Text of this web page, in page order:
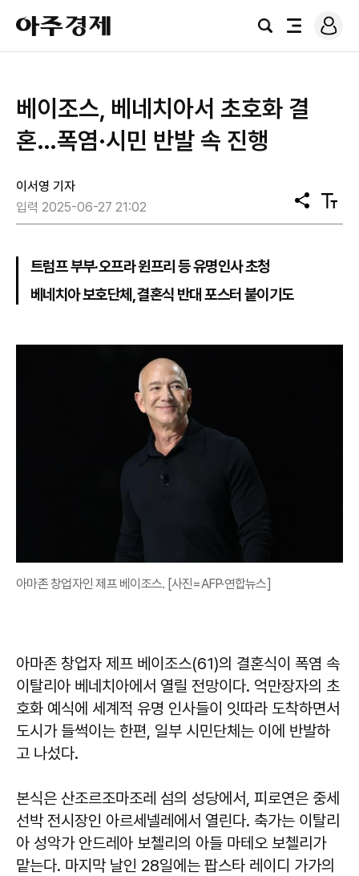
아
주
경
검
전
로
그
베이조스, 베네치아서 초호화 결
혼…폭염·시민 반발 속 진행
이서영 기자
입력 2025-06-27 21:02
공
유
텍
스
트럼프 부부·오프라 윈프리 등 유명인사 초청
베네치아 보호단체, 결혼식 반대 포스터 붙이기도
아마존 창업자인 제프 베이조스. [사진=AFP·연합뉴스]
아마존 창업자 제프 베이조스(61)의 결혼식이 폭염 속
이탈리아 베네치아에서 열릴 전망이다. 억만장자의 초
호화 예식에 세계적 유명 인사들이 잇따라 도착하면서
도시가 들썩이는 한편, 일부 시민단체는 이에 반발하
고 나섰다.
본식은 산조르조마조레 섬의 성당에서, 피로연은 중세
선박 전시장인 아르세넬레에서 열린다. 축가는 이탈리
아 성악가 안드레아 보첼리의 아들 마테오 보첼리가
맡는다. 마지막 날인 28일에는 팝스타 레이디 가가의